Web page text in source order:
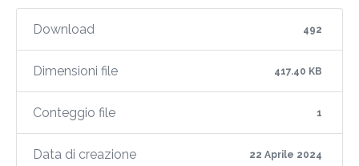
Download 492
Dimensioni file 417.40 KB
Conteggio file 1
Data di creazione 22 Aprile 2024